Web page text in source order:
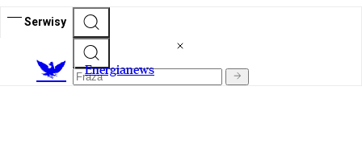
Serwisy
Energianews